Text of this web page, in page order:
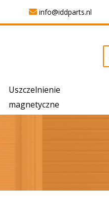
info@iddparts.nl
Uszczelnienie
magnetyczne